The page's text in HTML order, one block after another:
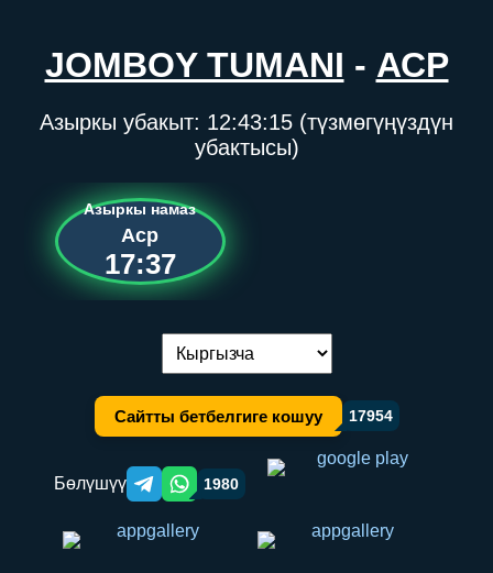
JOMBOY TUMANI - АСР
Азыркы убакыт: 12:43:15 (түзмөгүңүздүн
убактысы)
Азыркы намаз
Аср
17:37
Тилди алмаштыруу:
Сайтты бетбелгиге кошуу 17954
Бөлүшүү Telegram orqali ulashish
WhatsApp orqali ulashish
1980